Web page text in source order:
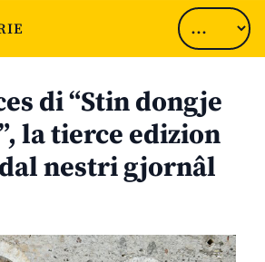
di “Stin dongje
la tierce edizion
nestri gjornâl